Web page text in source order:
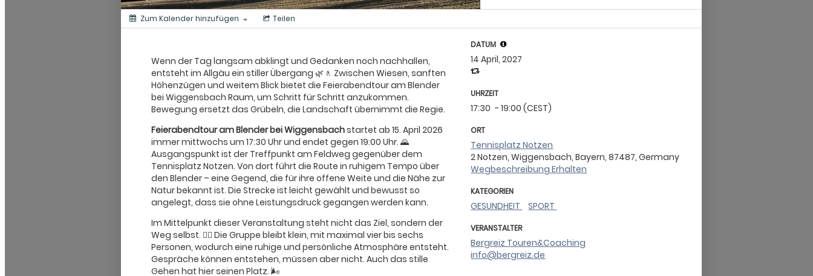
Zum Kalender hinzufügen Teilen
Wenn der Tag langsam abklingt und Gedanken noch nachhallen,
entsteht im Allgäu ein stiller Übergang 🌿🚶 Zwischen Wiesen, sanften
Höhenzügen und weitem Blick bietet die Feierabendtour am Blender
bei Wiggensbach Raum, um Schritt für Schritt anzukommen.
Bewegung ersetzt das Grübeln, die Landschaft übernimmt die Regie.
Feierabendtour am Blender bei Wiggensbachstartet ab 15. April 2026
immer mittwochs um 17:30 Uhr und endet gegen 19:00 Uhr. 🌄
Ausgangspunkt ist der Treffpunkt am Feldweg gegenüber dem
Tennisplatz Notzen. Von dort führt die Route in ruhigem Tempo über
den Blender – eine Gegend, die für ihre offene Weite und die Nähe zur
Natur bekannt ist. Die Strecke ist leicht gewählt und bewusst so
angelegt, dass sie ohne Leistungsdruck gegangen werden kann.
Im Mittelpunkt dieser Veranstaltung steht nicht das Ziel, sondern der
Weg selbst. 🚶‍♂️ Die Gruppe bleibt klein, mit maximal vier bis sechs
Personen, wodurch eine ruhige und persönliche Atmosphäre entsteht.
Gespräche können entstehen, müssen aber nicht. Auch das stille
Gehen hat hier seinen Platz. 🌬️
DATUM
14 April, 2027
UHRZEIT
17:30 - 19:00 (CEST)
ORT
Tennisplatz Notzen
2 Notzen, Wiggensbach, Bayern, 87487, Germany
Wegbeschreibung Erhalten
KATEGORIEN
GESUNDHEIT SPORT
VERANSTALTER
Bergreiz Touren&Coaching
info@bergreiz.de